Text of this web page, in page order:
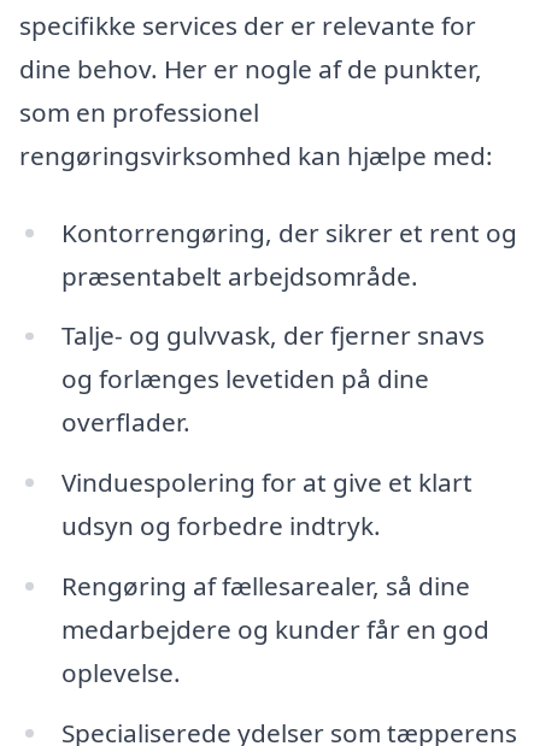
specifikke services der er relevante for
dine behov. Her er nogle af de punkter,
som en professionel
rengøringsvirksomhed kan hjælpe med:
Kontorrengøring, der sikrer et rent og
præsentabelt arbejdsområde.
Talje- og gulvvask, der fjerner snavs
og forlænges levetiden på dine
overflader.
Vinduespolering for at give et klart
udsyn og forbedre indtryk.
Rengøring af fællesarealer, så dine
medarbejdere og kunder får en god
oplevelse.
Specialiserede ydelser som tæpperens